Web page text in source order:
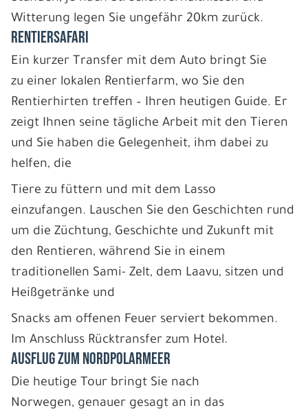
Witterung legen Sie ungefähr 20km zurück.
RENTIERSAFARI
Ein kurzer Transfer mit dem Auto bringt Sie
zu einer lokalen Rentierfarm, wo Sie den
Rentierhirten treffen – Ihren heutigen Guide. Er
zeigt Ihnen seine tägliche Arbeit mit den Tieren
und Sie haben die Gelegenheit, ihm dabei zu
helfen, die
Tiere zu füttern und mit dem Lasso
einzufangen. Lauschen Sie den Geschichten rund
um die Züchtung, Geschichte und Zukunft mit
den Rentieren, während Sie in einem
traditionellen Sami- Zelt, dem Laavu, sitzen und
Heißgetränke und
Snacks am offenen Feuer serviert bekommen.
Im Anschluss Rücktransfer zum Hotel.
AUSFLUG ZUM NORDPOLARMEER
Die heutige Tour bringt Sie nach
Norwegen, genauer gesagt an in das